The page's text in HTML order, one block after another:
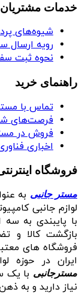
خدمات مشتریان
شیوه‌های
رویه ارسال
نحوه ثبت
راهنمای خرید
تماس با
فرصت‌های
فروش در
اخباری
فروشگاه
مستر جانبی به
لوازم جانبی
بازگشت کالا و
فروشگاه‌ های
ایران در حوزه
مسترجانبی با یک
نیاز دارید و به